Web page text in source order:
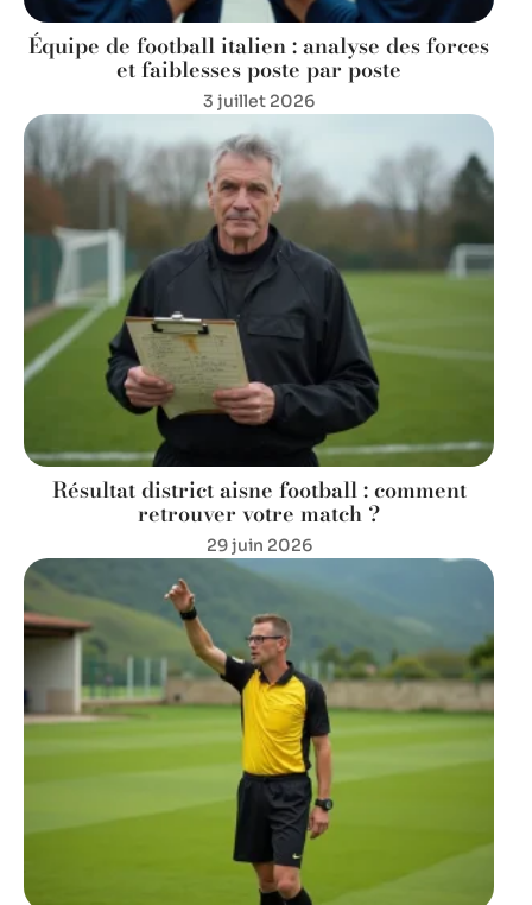
Équipe de football italien : analyse des forces
et faiblesses poste par poste
3 juillet 2026
Résultat district aisne football : comment
retrouver votre match ?
29 juin 2026